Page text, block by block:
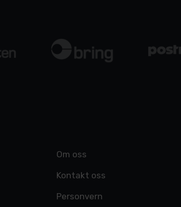
Om oss
Kontakt oss
Personvern